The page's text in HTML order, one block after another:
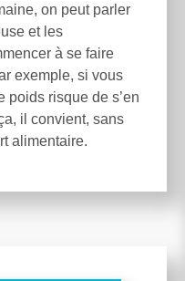
on peut parler
et les
à se faire
exemple, si vous
poids risque de s’en
il convient, sans
alimentaire.